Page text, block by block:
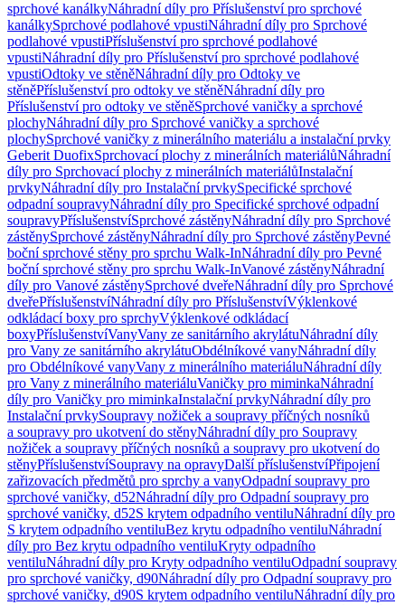
sprchové kanálkyNáhradní díly pro Příslušenství pro sprchové
kanálkySprchové podlahové vpustiNáhradní díly pro Sprchové
podlahové vpustiPříslušenství pro sprchové podlahové
vpustiNáhradní díly pro Příslušenství pro sprchové podlahové
vpustiOdtoky ve stěněNáhradní díly pro Odtoky ve
stěněPříslušenství pro odtoky ve stěněNáhradní díly pro
Příslušenství pro odtoky ve stěněSprchové vaničky a sprchové
plochyNáhradní díly pro Sprchové vaničky a sprchové
plochySprchové vaničky z minerálního materiálu a instalační prvky
Geberit DuofixSprchovací plochy z minerálních materiálůNáhradní
díly pro Sprchovací plochy z minerálních materiálůInstalační
prvkyNáhradní díly pro Instalační prvkySpecifické sprchové
odpadní soupravyNáhradní díly pro Specifické sprchové odpadní
soupravyPříslušenstvíSprchové zástěnyNáhradní díly pro Sprchové
zástěnySprchové zástěnyNáhradní díly pro Sprchové zástěnyPevné
boční sprchové stěny pro sprchu Walk-InNáhradní díly pro Pevné
boční sprchové stěny pro sprchu Walk-InVanové zástěnyNáhradní
díly pro Vanové zástěnySprchové dveřeNáhradní díly pro Sprchové
dveřePříslušenstvíNáhradní díly pro PříslušenstvíVýklenkové
odkládací boxy pro sprchyVýklenkové odkládací
boxyPříslušenstvíVanyVany ze sanitárního akrylátuNáhradní díly
pro Vany ze sanitárního akrylátuObdélníkové vanyNáhradní díly
pro Obdélníkové vanyVany z minerálního materiáluNáhradní díly
pro Vany z minerálního materiáluVaničky pro miminkaNáhradní
díly pro Vaničky pro miminkaInstalační prvkyNáhradní díly pro
Instalační prvkySoupravy nožiček a soupravy příčných nosníků
a soupravy pro ukotvení do stěnyNáhradní díly pro Soupravy
nožiček a soupravy příčných nosníků a soupravy pro ukotvení do
stěnyPříslušenstvíSoupravy na opravyDalší příslušenstvíPřipojení
zařizovacích předmětů pro sprchy a vanyOdpadní soupravy pro
sprchové vaničky, d52Náhradní díly pro Odpadní soupravy pro
sprchové vaničky, d52S krytem odpadního ventiluNáhradní díly pro
S krytem odpadního ventiluBez krytu odpadního ventiluNáhradní
díly pro Bez krytu odpadního ventiluKryty odpadního
ventiluNáhradní díly pro Kryty odpadního ventiluOdpadní soupravy
pro sprchové vaničky, d90Náhradní díly pro Odpadní soupravy pro
sprchové vaničky, d90S krytem odpadního ventiluNáhradní díly pro